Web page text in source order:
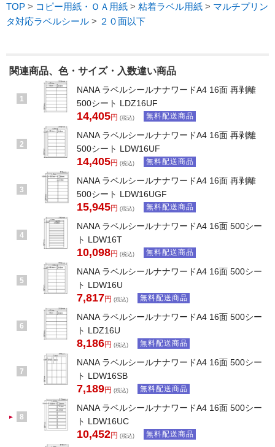
TOP > コピー用紙・ＯＡ用紙 > 粘着ラベル用紙 > マルチプリン
タ対応ラベルシール > ２０面以下
関連商品、色・サイズ・入数違い商品
1
NANA ラベルシールナナワードA4 16面 再剥離
500シート LDZ16UF
14,405円 (税込) 無料配送商品
2
NANA ラベルシールナナワードA4 16面 再剥離
500シート LDW16UF
14,405円 (税込) 無料配送商品
3
NANA ラベルシールナナワードA4 16面 再剥離
500シート LDW16UGF
15,945円 (税込) 無料配送商品
4
NANA ラベルシールナナワードA4 16面 500シー
ト LDW16T
10,098円 (税込) 無料配送商品
5
NANA ラベルシールナナワードA4 16面 500シー
ト LDW16U
7,817円 (税込) 無料配送商品
6
NANA ラベルシールナナワードA4 16面 500シー
ト LDZ16U
8,186円 (税込) 無料配送商品
7
NANA ラベルシールナナワードA4 16面 500シー
ト LDW16SB
7,189円 (税込) 無料配送商品
8
NANA ラベルシールナナワードA4 16面 500シー
ト LDW16UC
10,452円 (税込) 無料配送商品